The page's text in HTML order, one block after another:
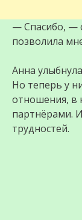
— Спасибо, —
позволила
Анна
Но теперь у
отношения, в
партнёрами.
трудностей.